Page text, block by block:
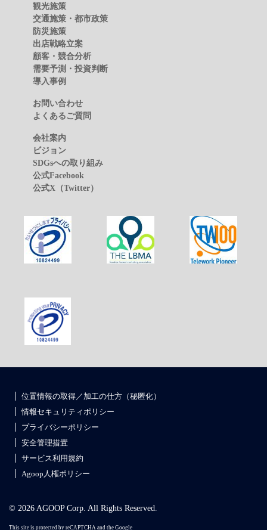
観光施策
交通施策・都市政策
防災施策
出店戦略立案
顧客・競合分析
需要予測・投資判断
導入事例
お問い合わせ
よくあるご質問
会社案内
ビジョン
SDGsへの取り組み
公式Facebook
公式X（Twitter）
位置情報の取得／加工の仕方（秘匿化）
情報セキュリティポリシー
プライバシーポリシー
安全管理措置
サービス利用規約
Agoop人権ポリシー
© 2026 AGOOP Corp. All Rights Reserved.
This site is protected by reCAPTCHA and the Google